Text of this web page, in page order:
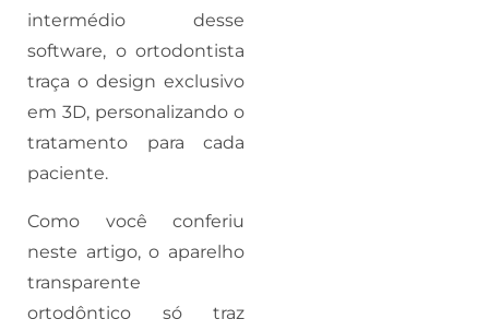
intermédio desse
software, o ortodontista
traça o design exclusivo
em 3D, personalizando o
tratamento para cada
paciente.
Como você conferiu
neste artigo, o aparelho
transparente
ortodôntico só traz